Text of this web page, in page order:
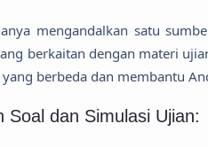
mengandalkan satu
berkaitan dengan materi
berbeda dan membantu
Soal dan Simulasi Ujian: